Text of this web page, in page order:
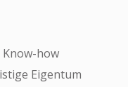
how
Eigentum